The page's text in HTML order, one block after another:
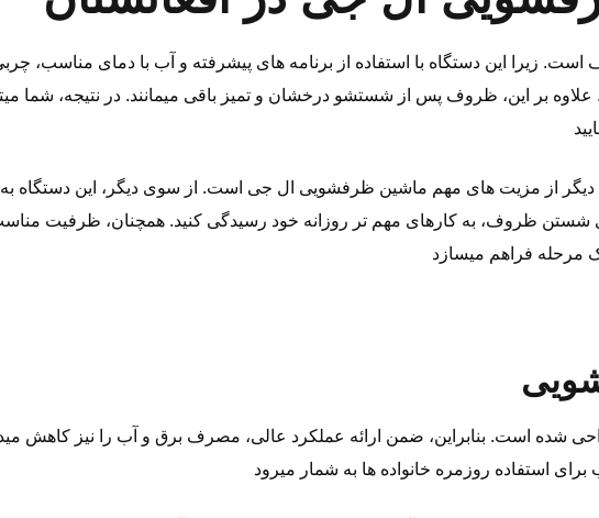
علاوه بر این، ظروف پس از شستشو درخشان و تمیز باقی میمانند. در نتیجه، شما
از مزیت ‌های مهم ماشین ظرفشویی ال جی است. از سوی دیگر، این دستگاه به
ظروف، به کارهای مهم‌ تر روزانه خود رسیدگی کنید. همچنان، ظرفیت
شده است. بنابراین، ضمن ارائه عملکرد عالی، مصرف برق و آب را نیز کاهش